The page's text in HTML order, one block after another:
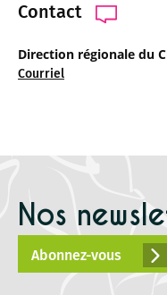
Contact
Direction régionale du
Courriel
Nos
Abonnez-vous